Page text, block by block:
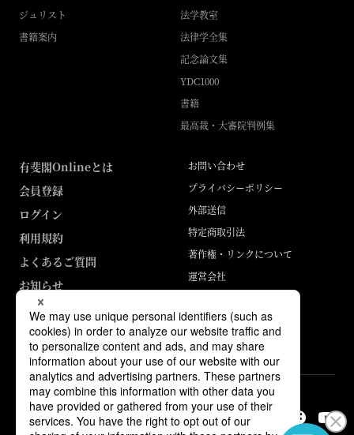
ジュリスト
書籍案内
法学教室
法律学全集
記念論文集
YDC1000
書籍
最高裁・大審院判例集
有斐閣Onlineとは
会員登録
ログイン
利用規約
よくあるご質問
お知らせ
お問い合わせ
プライバシーポリシー
外部送信
特定商取引法
著作権・リンクについて
運営会社